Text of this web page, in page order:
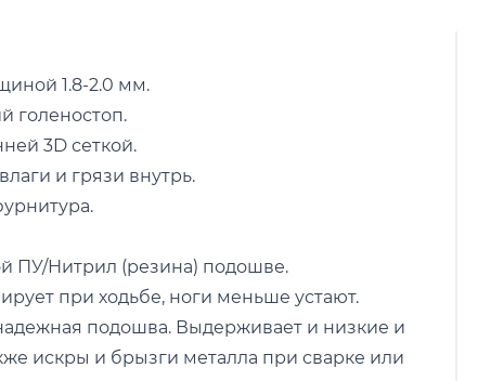
1.8-2.0 мм.
голеностоп.
3D сеткой.
и грязи внутрь.
ПУ/Нитрил (резина) подошве.
при ходьбе, ноги меньше устают.
подошва. Выдерживает и низкие и
искры и брызги металла при сварке или